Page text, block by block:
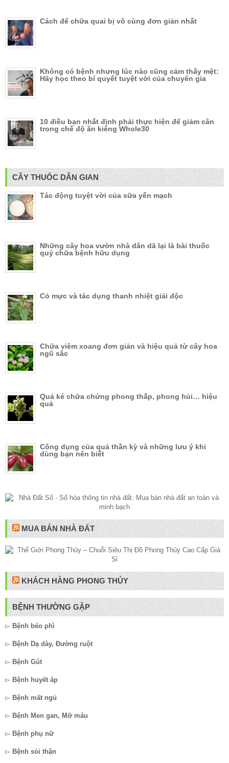
Cách để chữa quai bị vô cùng đơn giản nhất
Không có bệnh nhưng lúc nào cũng cảm thấy mệt:
Hãy học theo bí quyết tuyệt vời của chuyên gia
10 điều bạn nhất định phải thực hiện để giảm cân
trong chế độ ăn kiêng Whole30
CÂY THUỐC DÂN GIAN
Tác động tuyệt vời của sữa yến mạch
Những cây hoa vườn nhà dân dã lại là bài thuốc
quý chữa bệnh hữu dụng
Cỏ mực và tác dụng thanh nhiệt giải độc
Chữa viêm xoang đơn giản và hiệu quả từ cây hoa
ngũ sắc
Quả ké chữa chứng phong thấp, phong hủi… hiệu
quả
Công dụng của quả thần kỳ và những lưu ý khi
dùng bạn nên biết
MUA BÁN NHÀ ĐẤT
KHÁCH HÀNG PHONG THỦY
BỆNH THƯỜNG GẶP
▻ Bệnh béo phì
▻ Bệnh Dạ dày, Đường ruột
▻ Bệnh Gút
▻ Bệnh huyết áp
▻ Bệnh mất ngủ
▻ Bệnh Men gan, Mỡ máu
▻ Bệnh phụ nữ
▻ Bệnh sỏi thận